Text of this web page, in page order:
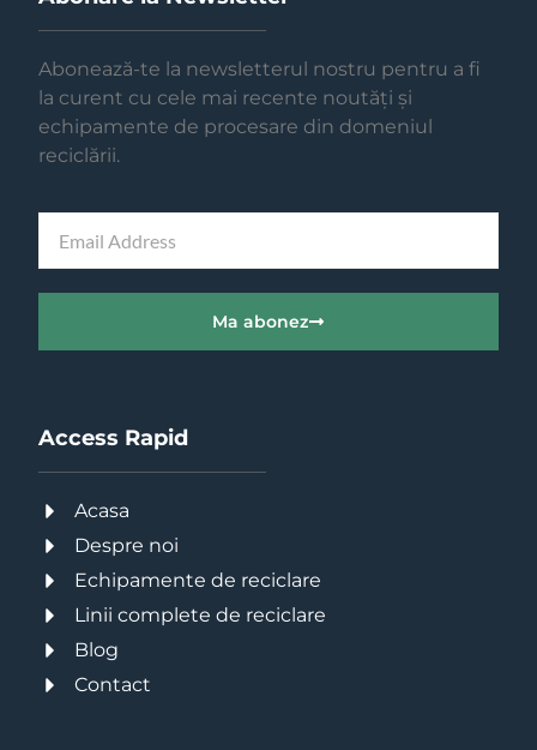
Access Rapid
Acasa
Despre noi
Echipamente de reciclare
Linii complete de reciclare
Blog
Contact
Abonează-te la newsletterul nostru pentru a fi
la curent cu cele mai recente noutăți și
echipamente de procesare din domeniul
reciclării.
Ma abonez